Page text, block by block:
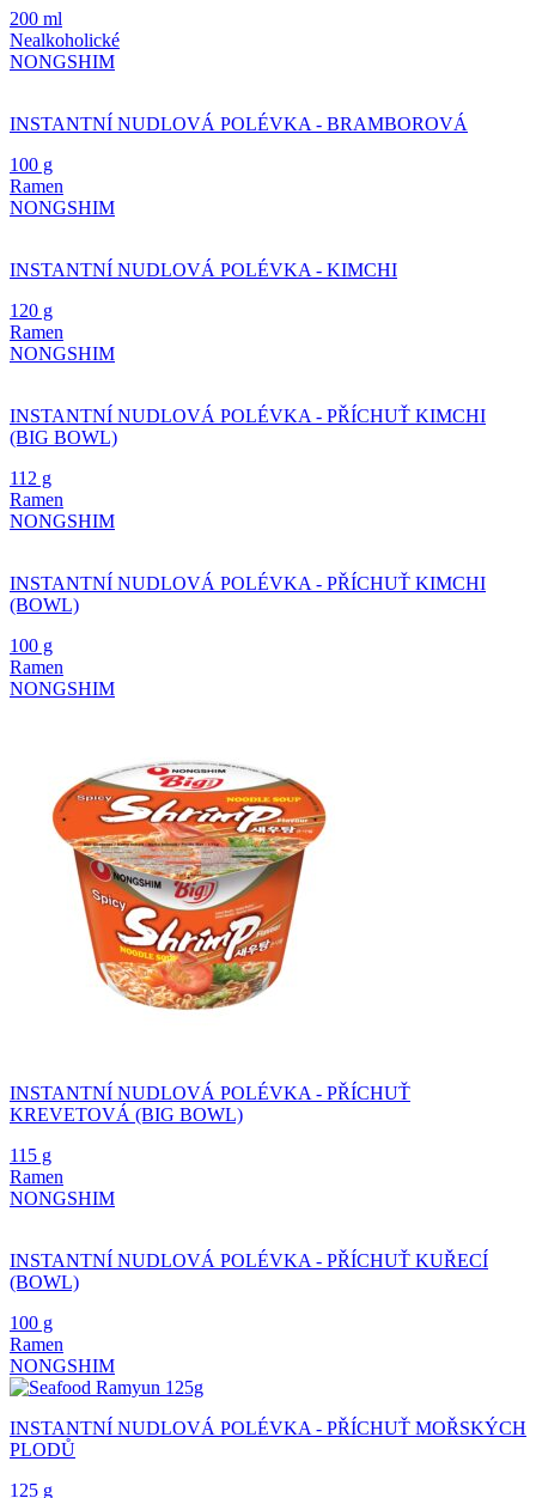
200 ml
Nealkoholické
NONGSHIM
INSTANTNÍ NUDLOVÁ POLÉVKA - BRAMBOROVÁ
100 g
Ramen
NONGSHIM
INSTANTNÍ NUDLOVÁ POLÉVKA - KIMCHI
120 g
Ramen
NONGSHIM
INSTANTNÍ NUDLOVÁ POLÉVKA - PŘÍCHUŤ KIMCHI
(BIG BOWL)
112 g
Ramen
NONGSHIM
INSTANTNÍ NUDLOVÁ POLÉVKA - PŘÍCHUŤ KIMCHI
(BOWL)
100 g
Ramen
NONGSHIM
INSTANTNÍ NUDLOVÁ POLÉVKA - PŘÍCHUŤ
KREVETOVÁ (BIG BOWL)
115 g
Ramen
NONGSHIM
INSTANTNÍ NUDLOVÁ POLÉVKA - PŘÍCHUŤ KUŘECÍ
(BOWL)
100 g
Ramen
NONGSHIM
INSTANTNÍ NUDLOVÁ POLÉVKA - PŘÍCHUŤ MOŘSKÝCH
PLODŮ
125 g